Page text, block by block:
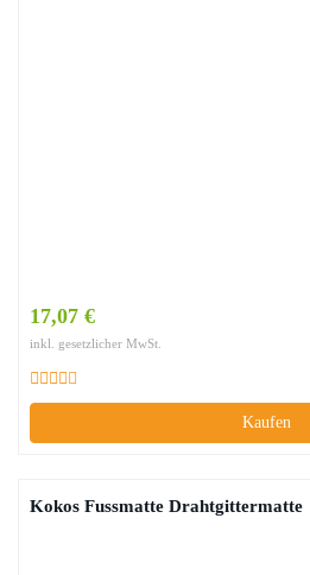
17,07 €
inkl. gesetzlicher MwSt.
Kaufen
Kokos Fussmatte Drahtgittermatte